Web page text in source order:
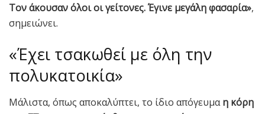
Τον άκουσαν όλοι οι γείτονες. Έγινε μεγάλη φασαρία»,
σημειώνει.
«Έχει τσακωθεί με όλη την
πολυκατοικία»
Μάλιστα, όπως αποκαλύπτει, το ίδιο απόγευμαη κόρη